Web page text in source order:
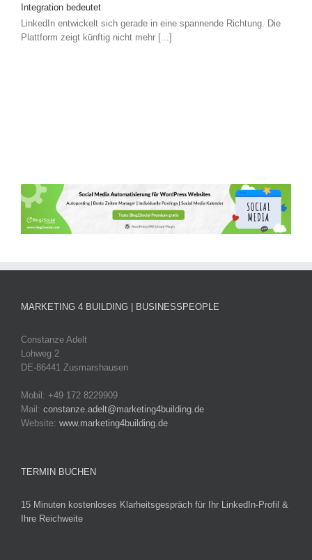
Integration bedeutet
LinkedIn entwickelt sich gerade in eine spannende Richtung. Die
Plattform zeigt künftig nicht mehr [...]
MARKETING 4 BUILDING | BUSINESSPEOPLE
Constanze Adelt
Lohweg 2
DE-86441 Zusmarshausen
Mobil: +49 172 8229909
Mail: constanze.adelt@marketing4building.de
Website: www.marketing4building.de
TERMIN BUCHEN
15 Minuten kostenloses Klarheitsgespräch für Ihr LinkedIn-Profil &
Ihre Reichweite